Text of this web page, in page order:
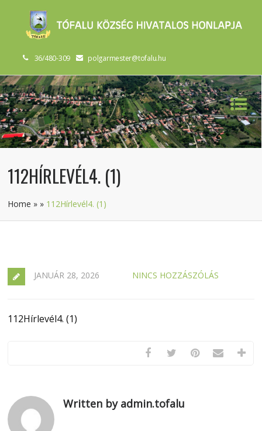
36/480-309 polgarmester@tofalu.hu
112HÍRLEVÉL4. (1)
Home » » 112Hírlevél4. (1)
JANUÁR 28, 2026 NINCS HOZZÁSZÓLÁS
112Hírlevél4. (1)
Written by admin.tofalu